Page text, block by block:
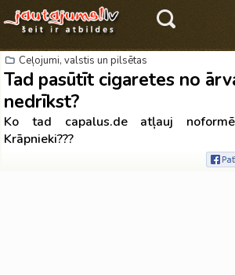
Ceļojumi, valstis un pilsētas
Tad pasūtīt cigaretes no
nedrīkst?
Ko tad capalus.de atļauj
Krāpnieki???